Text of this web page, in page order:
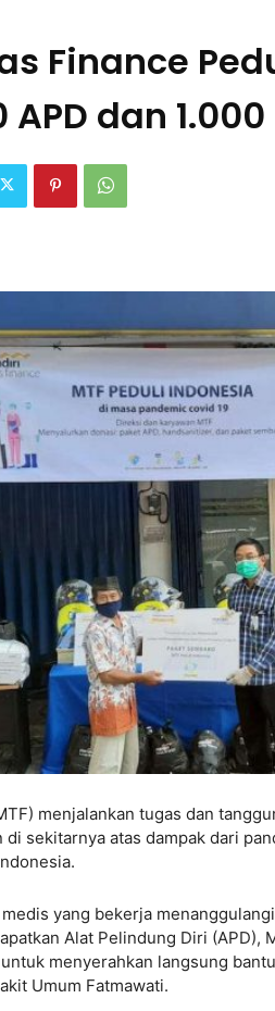
Finance
dan
menjalankan tugas dan
sekitarnya atas dampak dari
yang bekerja
Alat Pelindung Diri (APD),
menyerahkan langsung
Umum Fatmawati.